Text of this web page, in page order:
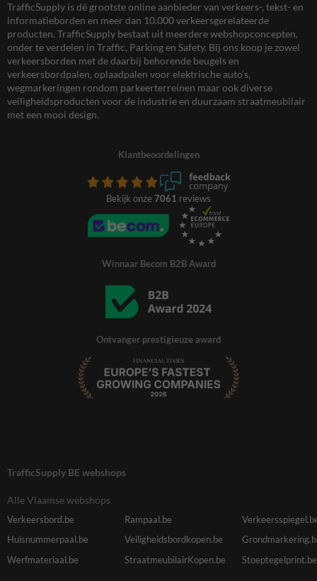
TrafficSupply is dé grootste online aanbieder van verkeers-, tekst- en
informatieborden en meer dan 10.000 verkeersgerelateerde
producten. TrafficSupply bestaat uit meerdere webshopconcepten,
onder te verdelen in Traffic, Parking en Safety. Bij ons koop je zowel
verkeersborden met de daarbij behorende beugels en
verkeersbordpalen, oplaadpalen voor elektrische auto’s,
wegmarkeringen rondom parkeerterreinen maar ook diverse
veiligheidsproducten voor de industrie en duurzaam straatmeubilair
met een mooi design.
Klantbeoordelingen
Bekijk onze 7061 reviews
Winnaar Becom B2B Award
Ontvanger prestigieuze award
TrafficSupply BE webshops
Alle Vlaamse webshops
Verkeersbord.be Rampaal.be
Huisnummerpaal.be
Veiligheidsbordkopen.be
Werfmateriaal.be
StraatmeubilairKopen.be Stoeptegelprint.be